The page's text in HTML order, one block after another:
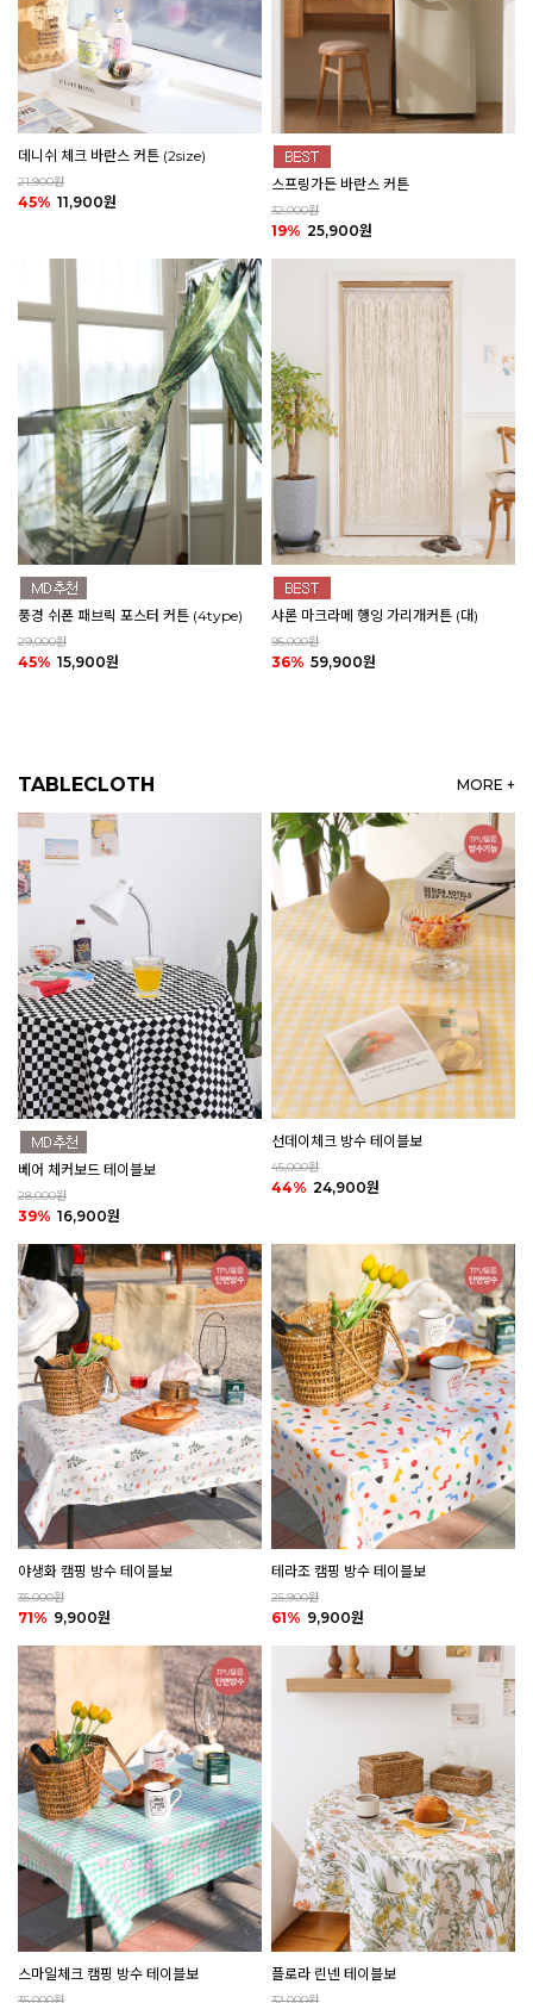
데니쉬 체크 바란스 커튼 (2size)
21,900원
45% 11,900원
스프링가든 바란스 커튼
32,000원
19% 25,900원
풍경 쉬폰 패브릭 포스터 커튼 (4type)
29,000원
45% 15,900원
샤론 마크라메 행잉 가리개커튼 (대)
95,000원
36% 59,900원
TABLECLOTH MORE +
베어 체커보드 테이블보
28,000원
39% 16,900원
선데이체크 방수 테이블보
45,000원
44% 24,900원
야생화 캠핑 방수 테이블보
35,000원
71% 9,900원
테라조 캠핑 방수 테이블보
25,900원
61% 9,900원
스마일체크 캠핑 방수 테이블보 플로라 린넨 테이블보